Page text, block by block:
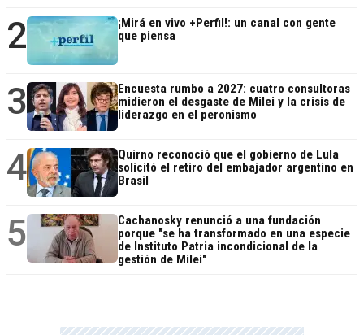
2
¡Mirá en vivo +Perfil!: un canal con gente
que piensa
3
Encuesta rumbo a 2027: cuatro consultoras
midieron el desgaste de Milei y la crisis de
liderazgo en el peronismo
4
Quirno reconoció que el gobierno de Lula
solicitó el retiro del embajador argentino en
Brasil
5
Cachanosky renunció a una fundación
porque "se ha transformado en una especie
de Instituto Patria incondicional de la
gestión de Milei"